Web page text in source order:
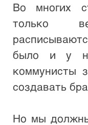
Во многих
только
было и у
коммунисты
создавать
Но мы